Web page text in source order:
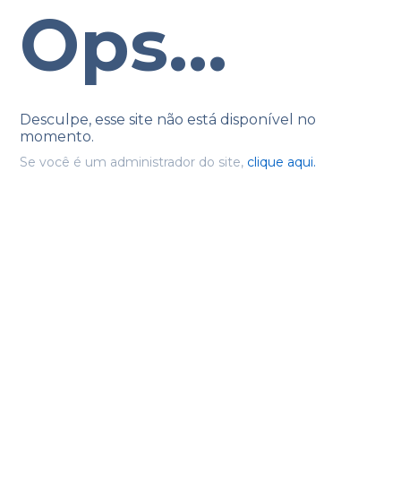
Ops...
Desculpe, esse site não está disponível no
momento.
Se você é um administrador do site, clique aqui.